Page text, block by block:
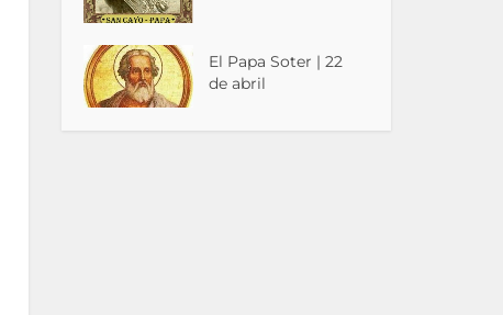
El Papa Soter | 22
de abril